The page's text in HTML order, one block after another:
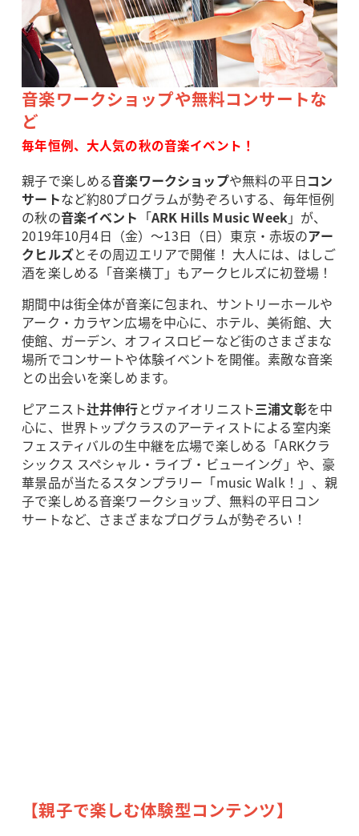
音楽ワークショップや無料コンサートな
ど
毎年恒例、大人気の秋の音楽イベント！
親子で楽しめる音楽ワークショップや無料の平日コン
サートなど約80プログラムが勢ぞろいする、毎年恒例
の秋の音楽イベント 「ARK Hills Music Week 」が、
2019年10月4日（金）～13日（日）東京・赤坂のアー
クヒルズとその周辺エリアで開催！ 大人には、はしご
酒を楽しめる「音楽横丁」もアークヒルズに初登場！
期間中は街全体が音楽に包まれ、サントリーホールや
アーク・カラヤン広場を中心に、ホテル、美術館、大
使館、ガーデン、オフィスロビーなど街のさまざまな
場所でコンサートや体験イベントを開催。素敵な音楽
との出会いを楽しめます。
ピアニスト辻井伸行とヴァイオリニスト三浦文彰を中
心に、世界トップクラスのアーティストによる室内楽
フェスティバルの生中継を広場で楽しめる「ARKクラ
シックス スペシャル・ライブ・ビューイング」や、豪
華景品が当たるスタンプラリー「music Walk！」、親
子で楽しめる音楽ワークショップ、無料の平日コン
サートなど、さまざまなプログラムが勢ぞろい！
【親子で楽しむ体験型コンテンツ】